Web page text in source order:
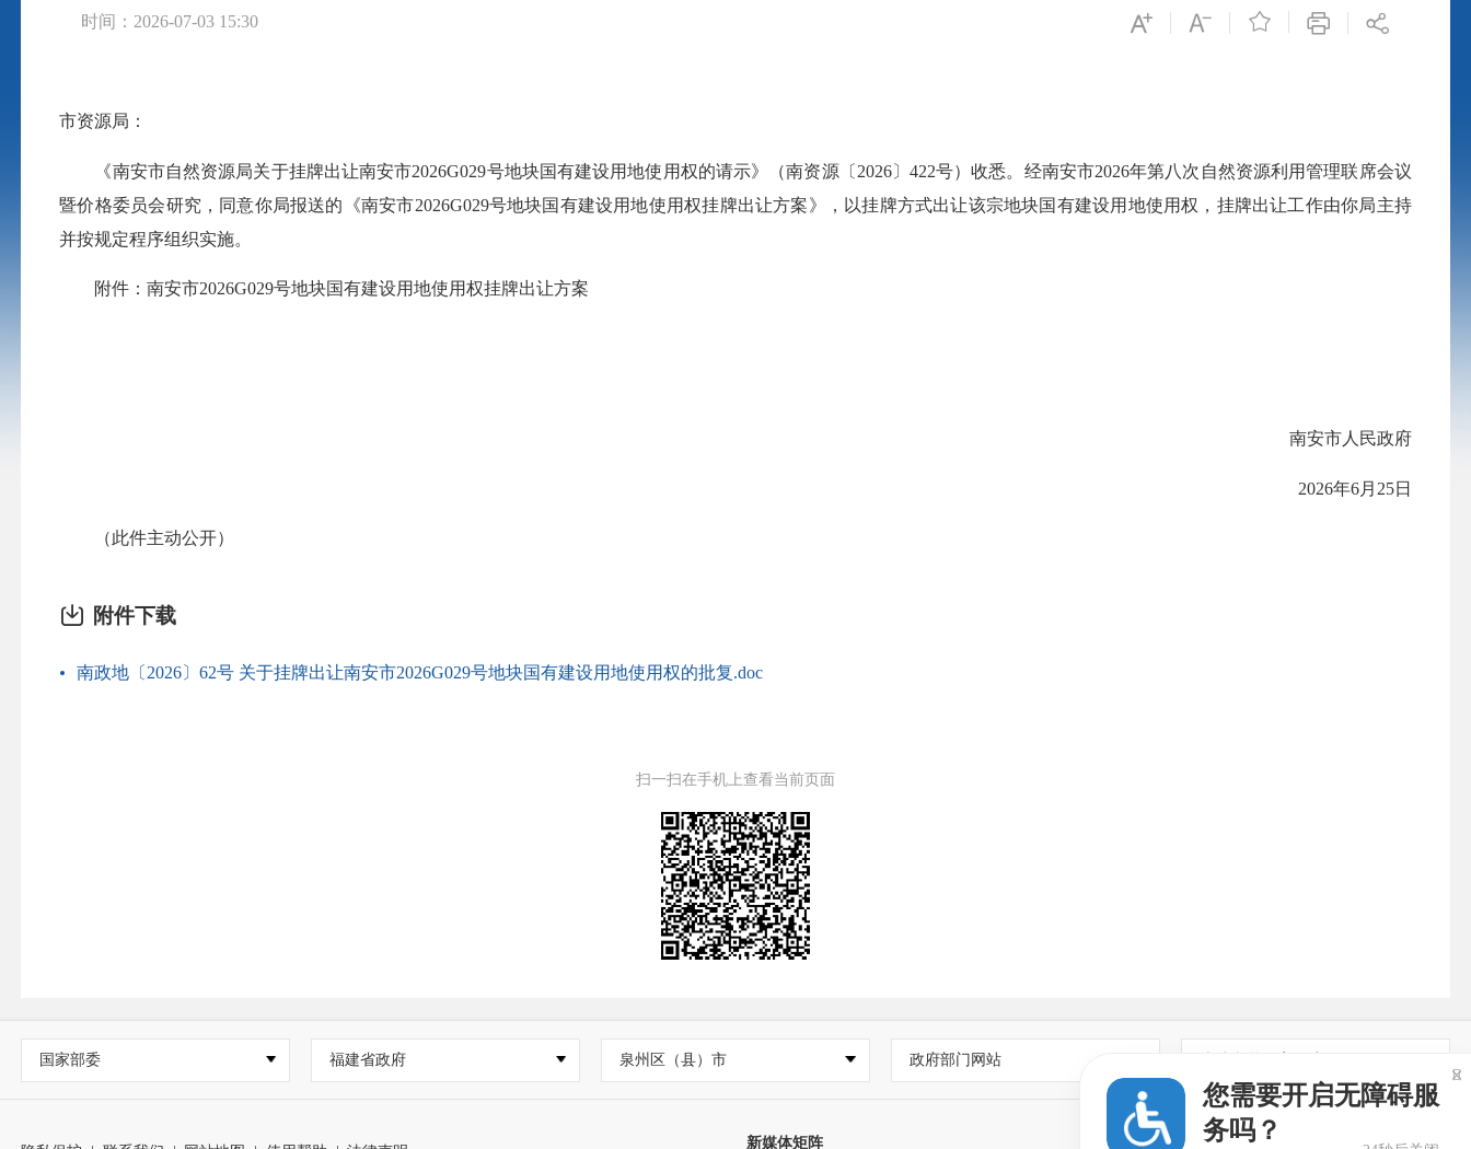
时间：2026-07-03 15:30 
市资源局：
《南安市自然资源局关于挂牌出让南安市2026G029号地块国有建设用地使用权的请示》（南资源〔2026〕422号）收悉。经南安市2026年第八次自然资源利用管理联席会议
暨价格委员会研究，同意你局报送的《南安市2026G029号地块国有建设用地使用权挂牌出让方案》，以挂牌方式出让该宗地块国有建设用地使用权，挂牌出让工作由你局主持
并按规定程序组织实施。
附件：南安市2026G029号地块国有建设用地使用权挂牌出让方案
南安市人民政府
2026年6月25日
（此件主动公开）
附件下载
南政地〔2026〕62号 关于挂牌出让南安市2026G029号地块国有建设用地使用权的批复.doc
扫一扫在手机上查看当前页面
国家部委 福建省政府 泉州区（县）市 政府部门网站
新媒体矩阵
您需要开启无障碍服
务吗？
